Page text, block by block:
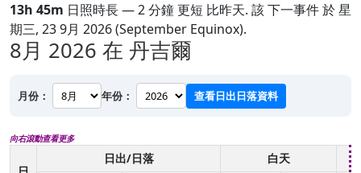
13h 45m 日照時長 — 2 分鐘 更短 比昨天. 該 下一事件 於 星
期三, 23 9月 2026 (September Equinox).
8月 2026 在 丹吉爾
月份： 年份： 查看日出日落資料
向右滾動查看更多
日出/日落 白天